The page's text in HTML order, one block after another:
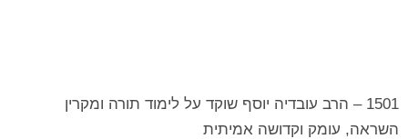
1501 – הרב עובדיה יוסף שוקד על לימוד תורה ומקרין
השראה, עומק וקדושה אמיתית